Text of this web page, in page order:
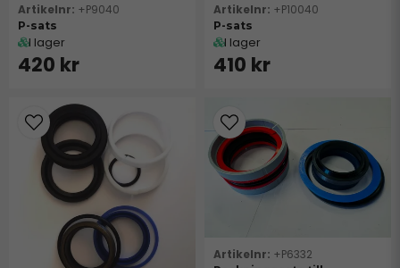
+P9040
P-sats
I lager
420 kr
+P10040
P-sats
I lager
410 kr
+P6332